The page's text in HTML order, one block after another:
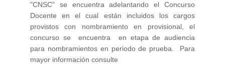
"CNSC" se encuentra adelantando el Concurso
Docente en el cual están incluidos los cargos
provistos con nombramiento en provisional, el
concurso se encuentra en etapa de audiencia
para nombramientos en periodo de prueba. Para
mayor información consulte